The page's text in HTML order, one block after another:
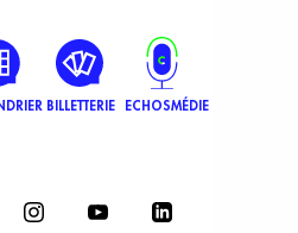
BILLETTERIE ECHOSMÉDIE